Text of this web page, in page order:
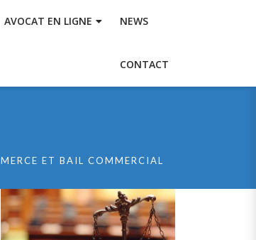
AVOCAT EN LIGNE NEWS
CONTACT
ET BAIL COMMERCIAL